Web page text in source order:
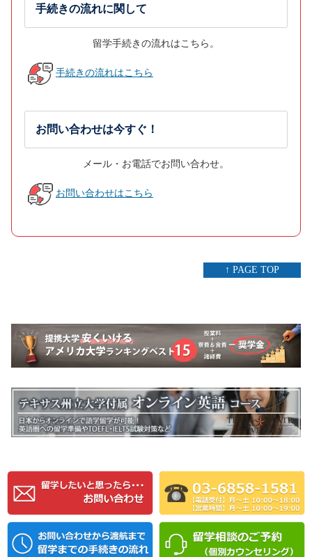
手続きの流れに関して
留学手続きの流れはこちら。
手続きの流れはこちら
お問い合わせは今すぐ！
メール・お電話でお問い合わせ。
お問い合わせはこちら
↑ PAGE TOP